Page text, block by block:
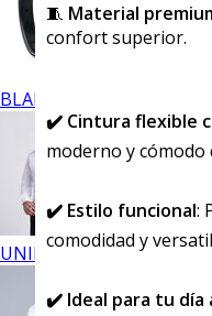
BLANCOS
UNIFORMES
🧵 Material
confort superior.
✔️ Cintura flexible
moderno y cómodo
✔️ Estilo funcional:
comodidad y
✔️ Ideal para tu día